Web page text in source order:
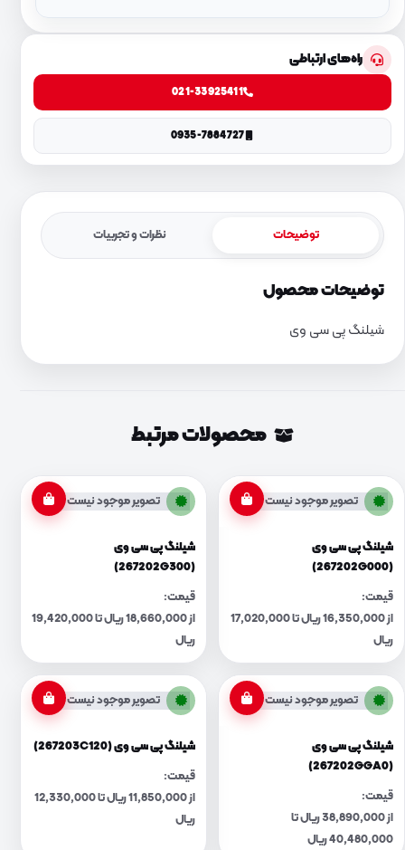
راه‌های ارتباطی
021-33925411
0935-7884727
توضیحات نظرات و تجربیات
توضیحات محصول
شیلنگ پی سی وی
محصولات مرتبط
تصویر موجود نیست
شیلنگ پی سی وی
(267202G000)
قیمت:
از 16,350,000 ریال تا 17,020,000
ریال
تصویر موجود نیست
شیلنگ پی سی وی
(267202G300)
قیمت:
از 18,660,000 ریال تا 19,420,000
ریال
تصویر موجود نیست
شیلنگ پی سی وی
(267202GGA0)
قیمت:
از 38,890,000 ریال تا
40,480,000 ریال
تصویر موجود نیست
شیلنگ پی سی وی (267203C120)
قیمت:
از 11,850,000 ریال تا 12,330,000
ریال